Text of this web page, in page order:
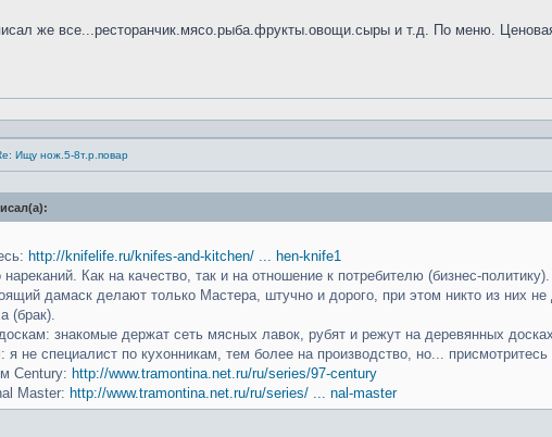
же все...ресторанчик.мясо.рыба.фрукты.овощи.сыры и т.д. По меню.
Ищу нож.5-8т.р.повар
http://knifelife.ru/knifes-and-kitchen/ ... hen-knife1
Как на качество, так и на отношение к потребителю (бизнес-политику).
дамаск делают только Мастера, штучно и дорого, при этом никто из них
(брак).
знакомые держат сеть мясных лавок, рубят и режут на деревянных
не специалист по кухонникам, тем более на производство, но...
Century: http://www.tramontina.net.ru/ru/series/97-century
Master: http://www.tramontina.net.ru/ru/series/ ... nal-master